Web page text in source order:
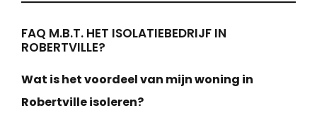
FAQ M.B.T. HET ISOLATIEBEDRIJF IN
ROBERTVILLE?
Wat is het voordeel van mijn woning in
Robertville isoleren?